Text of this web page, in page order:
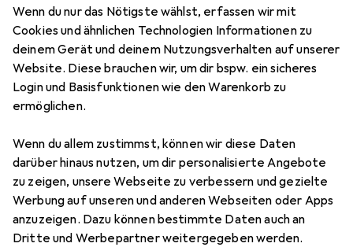
Wenn du nur das Nötigste wählst, erfassen wir mit
Cookies und ähnlichen Technologien Informationen zu
deinem Gerät und deinem Nutzungsverhalten auf unserer
Website. Diese brauchen wir, um dir bspw. ein sicheres
Login und Basisfunktionen wie den Warenkorb zu
ermöglichen.
Wenn du allem zustimmst, können wir diese Daten
darüber hinaus nutzen, um dir personalisierte Angebote
zu zeigen, unsere Webseite zu verbessern und gezielte
Werbung auf unseren und anderen Webseiten oder Apps
anzuzeigen. Dazu können bestimmte Daten auch an
Dritte und Werbepartner weitergegeben werden.
5 Bilder
DiposDisplayschutzfolie Crystalclear
Preis in EUR inkl. MwSt.
EUR
3,99
Bewertungen Marke
Mehr von Dipos